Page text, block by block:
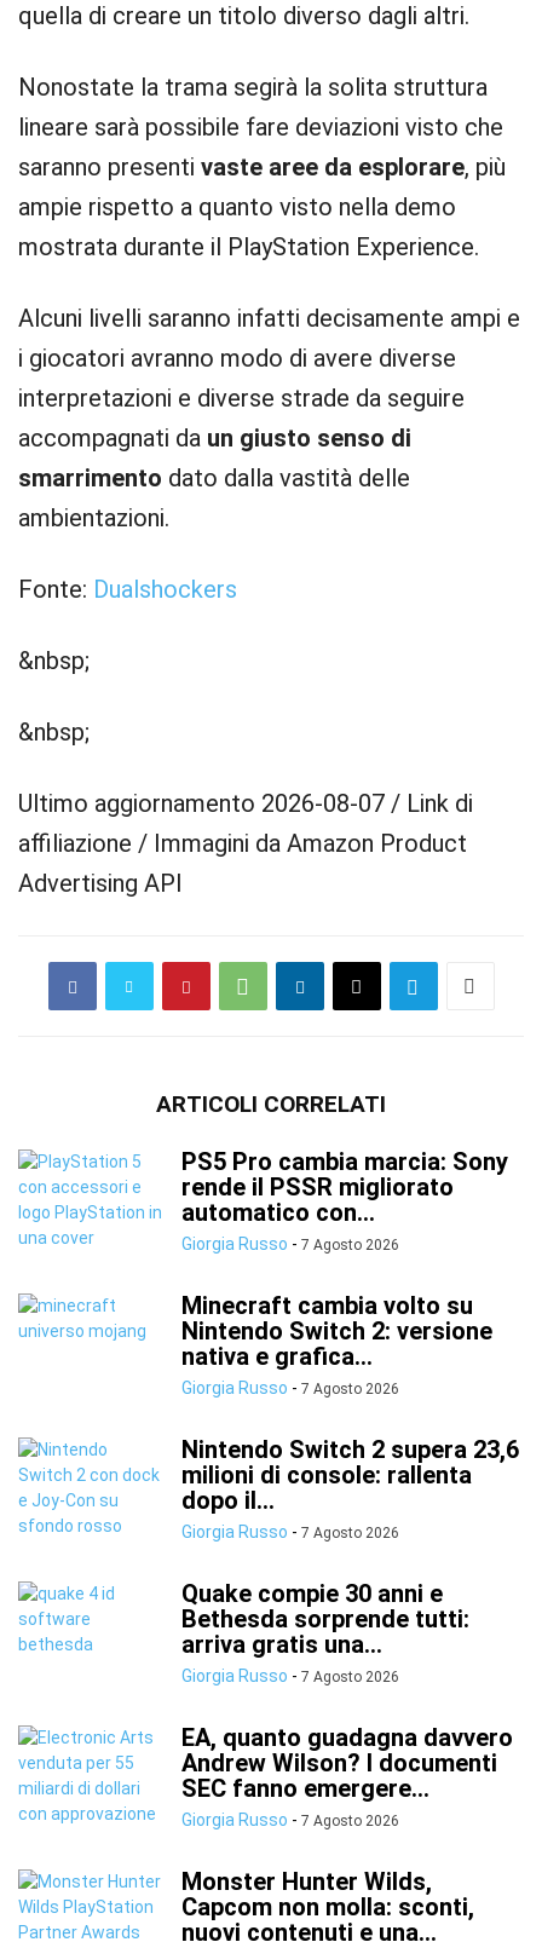
quella di creare un titolo diverso dagli altri.
Nonostate la trama segirà la solita struttura
lineare sarà possibile fare deviazioni visto che
saranno presenti vaste aree da esplorare, più
ampie rispetto a quanto visto nella demo
mostrata durante il PlayStation Experience.
Alcuni livelli saranno infatti decisamente ampi e
i giocatori avranno modo di avere diverse
interpretazioni e diverse strade da seguire
accompagnati da un giusto senso di
smarrimento dato dalla vastità delle
ambientazioni.
Fonte: Dualshockers
&nbsp;
&nbsp;
Ultimo aggiornamento 2026-08-07 / Link di
affiliazione / Immagini da Amazon Product
Advertising API
ARTICOLI CORRELATI
PS5 Pro cambia marcia: Sony
rende il PSSR migliorato
automatico con...
Giorgia Russo - 7 Agosto 2026
Minecraft cambia volto su
Nintendo Switch 2: versione
nativa e grafica...
Giorgia Russo - 7 Agosto 2026
Nintendo Switch 2 supera 23,6
milioni di console: rallenta
dopo il...
Giorgia Russo - 7 Agosto 2026
Quake compie 30 anni e
Bethesda sorprende tutti:
arriva gratis una...
Giorgia Russo - 7 Agosto 2026
EA, quanto guadagna davvero
Andrew Wilson? I documenti
SEC fanno emergere...
Giorgia Russo - 7 Agosto 2026
Monster Hunter Wilds,
Capcom non molla: sconti,
nuovi contenuti e una...